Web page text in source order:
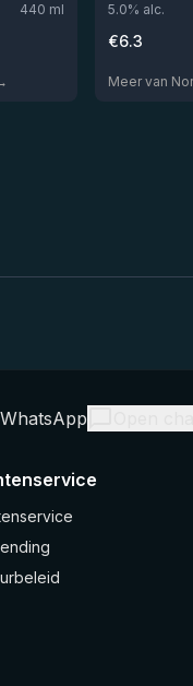
440 ml
5.0% alc.
€6.3
Meer van